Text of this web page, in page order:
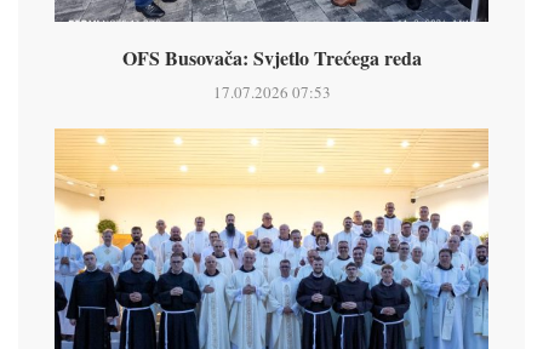
OFS Busovača: Svjetlo Trećega reda
17.07.2026 07:53